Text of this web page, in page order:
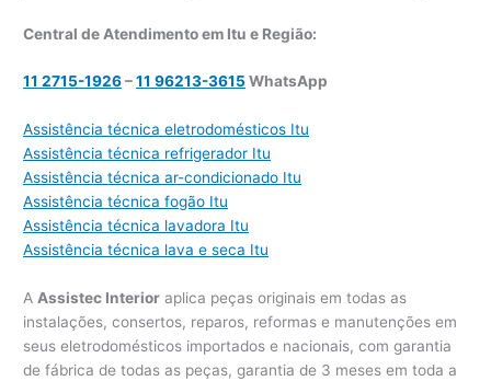
Central de Atendimento em Itu e Região:
11 2715-1926–11 96213-3615 WhatsApp
Assistência técnica eletrodomésticos Itu
Assistência técnica refrigerador Itu
Assistência técnica ar-condicionado Itu
Assistência técnica fogão Itu
Assistência técnica lavadora Itu
Assistência técnica lava e seca Itu
AAssistec Interior aplica peças originais em todas as
instalações, consertos, reparos, reformas e manutenções em
seus eletrodomésticos importados e nacionais, com garantia
de fábrica de todas as peças, garantia de 3 meses em toda a